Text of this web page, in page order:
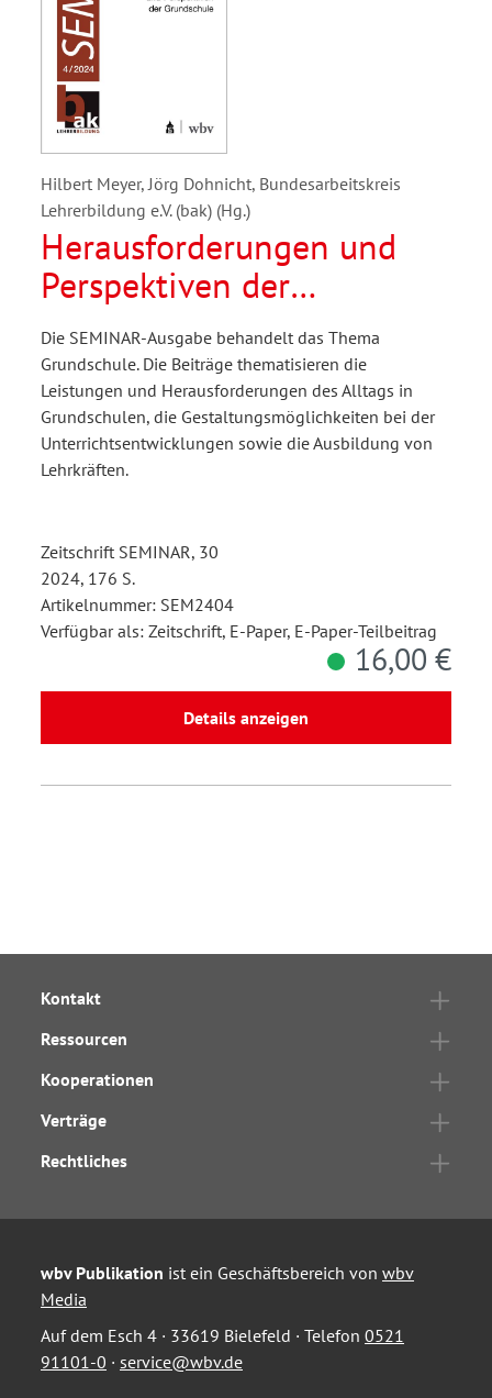
Hilbert Meyer, Jörg Dohnicht, Bundesarbeitskreis
Lehrerbildung e.V. (bak) (Hg.)
Herausforderungen und
Perspektiven der
Grundschule
Die SEMINAR-Ausgabe behandelt das Thema
Grundschule. Die Beiträge thematisieren die
Leistungen und Herausforderungen des Alltags in
Grundschulen, die Gestaltungsmöglichkeiten bei der
Unterrichtsentwicklungen sowie die Ausbildung von
Lehrkräften.
Zeitschrift SEMINAR, 30
2024, 176 S.
Artikelnummer: SEM2404
Verfügbar als: Zeitschrift, E-Paper, E-Paper-Teilbeitrag
16,00 €
Details anzeigen
Kontakt
Ressourcen
Kooperationen
Verträge
Rechtliches
wbv Publikation ist ein Geschäftsbereich von wbv
Media
Auf dem Esch 4 · 33619 Bielefeld · Telefon 0521
91101-0 · service@wbv.de